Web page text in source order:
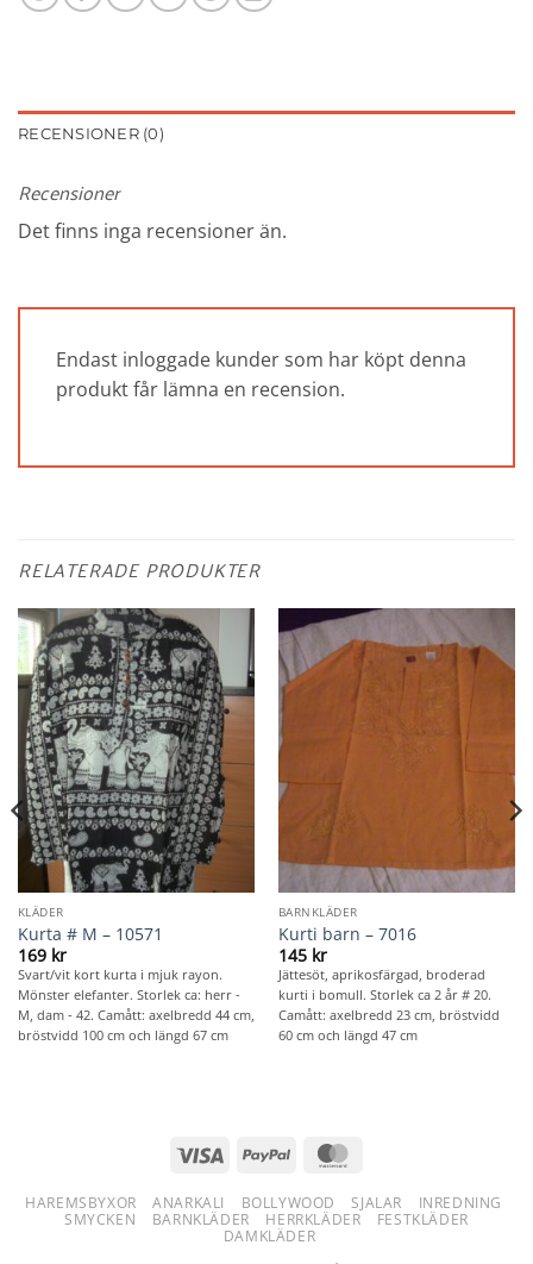
RECENSIONER (0)
Recensioner
Det finns inga recensioner än.
Endast inloggade kunder som har köpt denna
produkt får lämna en recension.
RELATERADE PRODUKTER
KLÄDER
Kurta # M – 10571
169 kr
Svart/vit kort kurta i mjuk rayon.
Mönster elefanter. Storlek ca: herr -
M, dam - 42. Camått: axelbredd 44 cm,
bröstvidd 100 cm och längd 67 cm
BARNKLÄDER
Kurti barn – 7016
145 kr
Jättesöt, aprikosfärgad, broderad
kurti i bomull. Storlek ca 2 år # 20.
Camått: axelbredd 23 cm, bröstvidd
60 cm och längd 47 cm
Visa PayPal
HAREMSBYXOR ANARKALI BOLLYWOOD SJALAR
INREDNING
SMYCKEN
BARNKLÄDER HERRKLÄDER
FESTKLÄDER
DAMKLÄDER